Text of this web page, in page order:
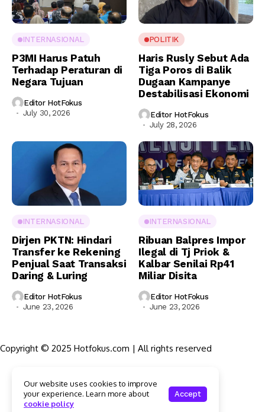
INTERNASIONAL
P3MI Harus Patuh
Terhadap Peraturan di
Negara Tujuan
Editor HotFokus
July 30, 2026
POLITIK
Haris Rusly Sebut Ada
Tiga Poros di Balik
Dugaan Kampanye
Destabilisasi Ekonomi
Editor HotFokus
July 28, 2026
INTERNASIONAL
Dirjen PKTN: Hindari
Transfer ke Rekening
Penjual Saat Transaksi
Daring & Luring
Editor HotFokus
June 23, 2026
INTERNASIONAL
Ribuan Balpres Impor
Ilegal di Tj Priok &
Kalbar Senilai Rp41
Miliar Disita
Editor HotFokus
June 23, 2026
Copyright © 2025 Hotfokus.com | All rights reserved
Struktur Organisasi
Kode Etik Jurnalistik
Pedoman Pemberitaan Media Siber
Our website uses cookies to improve
your experience. Learn more about
cookie policy
Accept